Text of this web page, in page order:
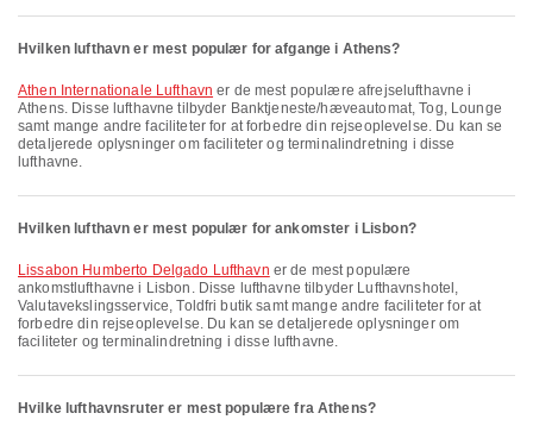
Hvilken lufthavn er mest populær for afgange i Athens?
Athen Internationale Lufthavn er de mest populære afrejselufthavne i
Athens. Disse lufthavne tilbyder Banktjeneste/hæveautomat, Tog, Lounge
samt mange andre faciliteter for at forbedre din rejseoplevelse. Du kan se
detaljerede oplysninger om faciliteter og terminalindretning i disse
lufthavne.
Hvilken lufthavn er mest populær for ankomster i Lisbon?
Lissabon Humberto Delgado Lufthavn er de mest populære
ankomstlufthavne i Lisbon. Disse lufthavne tilbyder Lufthavnshotel,
Valutavekslingsservice, Toldfri butik samt mange andre faciliteter for at
forbedre din rejseoplevelse. Du kan se detaljerede oplysninger om
faciliteter og terminalindretning i disse lufthavne.
Hvilke lufthavnsruter er mest populære fra Athens?